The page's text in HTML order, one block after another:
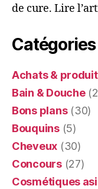
de cure. Lire
Catégories
Achats &
Bain & Douche
Bons plans(30)
Bouquins(5)
Cheveux (30)
Concours(27)
Cosmétiques